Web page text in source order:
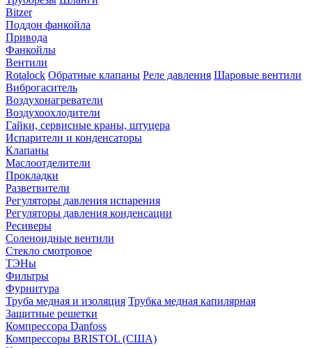
Bitzer
Поддон фанкойла
Привода
Фанкойлы
Вентили
Rotalock Обратные клапаны Реле давления Шаровые вентили
Виброгаситель
Воздухонагреватели
Воздухоохлодители
Гайки, сервисные краны, штуцера
Испарители и конденсаторы
Клапаны
Маслоотделители
Прокладки
Разветвители
Регуляторы давления испарения
Регуляторы давления конденсации
Ресиверы
Соленоидные вентили
Стекло смотровое
ТЭНы
Фильтры
Фурнитура
Труба медная и изоляция Трубка медная капилярная
Защитные решетки
Компрессора Danfoss
Компрессоры BRISTOL (США)